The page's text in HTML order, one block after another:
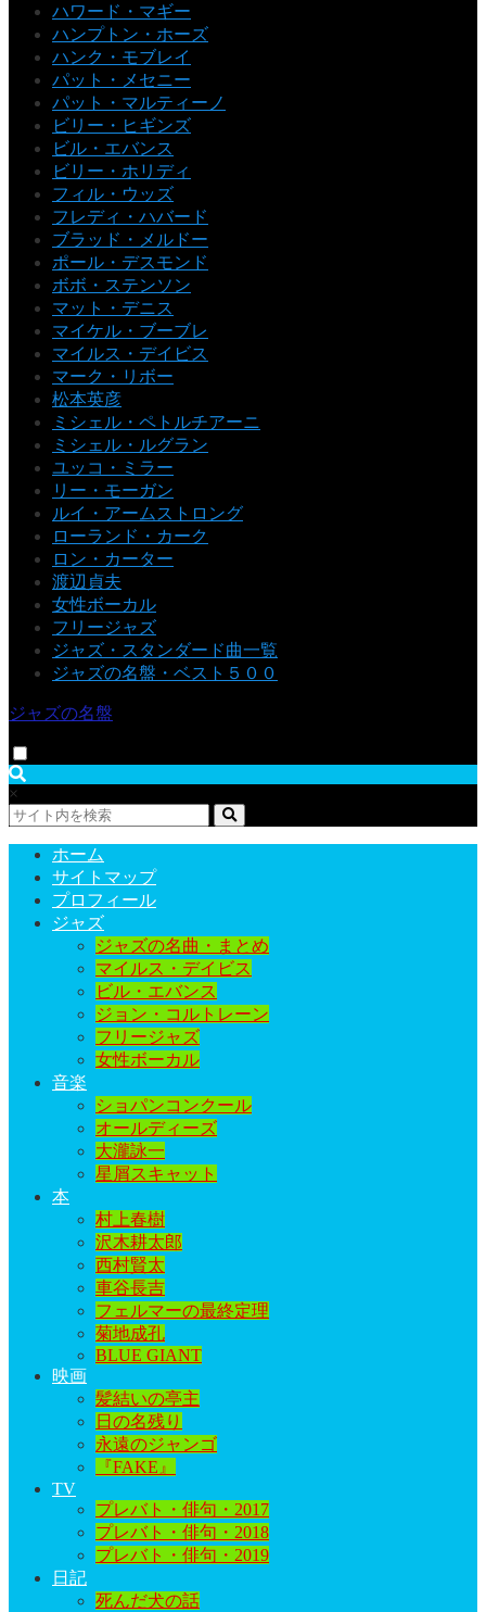
ハワード・マギー
ハンプトン・ホーズ
ハンク・モブレイ
パット・メセニー
パット・マルティーノ
ビリー・ヒギンズ
ビル・エバンス
ビリー・ホリディ
フィル・ウッズ
フレディ・ハバード
ブラッド・メルドー
ポール・デスモンド
ボボ・ステンソン
マット・デニス
マイケル・ブーブレ
マイルス・デイビス
マーク・リボー
松本英彦
ミシェル・ペトルチアーニ
ミシェル・ルグラン
ユッコ・ミラー
リー・モーガン
ルイ・アームストロング
ローランド・カーク
ロン・カーター
渡辺貞夫
女性ボーカル
フリージャズ
ジャズ・スタンダード曲一覧
ジャズの名盤・ベスト５００
ジャズの名盤
×
ホーム
サイトマップ
プロフィール
ジャズ
ジャズの名曲・まとめ
マイルス・デイビス
ビル・エバンス
ジョン・コルトレーン
フリージャズ
女性ボーカル
音楽
ショパンコンクール
オールディーズ
大瀧詠一
星屑スキャット
本
村上春樹
沢木耕太郎
西村賢太
車谷長吉
フェルマーの最終定理
菊地成孔
BLUE GIANT
映画
髪結いの亭主
日の名残り
永遠のジャンゴ
『FAKE』
TV
プレバト・俳句・2017
プレバト・俳句・2018
プレバト・俳句・2019
日記
死んだ犬の話